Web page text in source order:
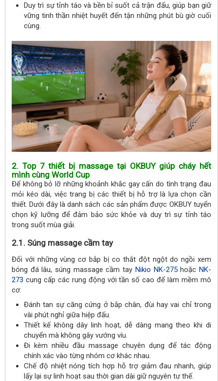
Duy trì sự tỉnh táo và bền bỉ suốt cả trận đấu, giúp bạn giữ
vững tinh thần nhiệt huyết đến tận những phút bù giờ cuối
cùng.
2. Top 7 thiết bị massage tại OKBUY giúp cháy hết
mình cùng World Cup
Để không bỏ lỡ những khoảnh khắc gay cấn do tình trạng đau
mỏi kéo dài, việc trang bị các thiết bị hỗ trợ là lựa chọn cần
thiết. Dưới đây là danh sách các sản phẩm được OKBUY tuyển
chọn kỹ lưỡng để đảm bảo sức khỏe và duy trì sự tỉnh táo
trong suốt mùa giải.
2.1. Súng massage cầm tay
Đối với những vùng cơ bắp bị co thắt đột ngột do ngồi xem
bóng đá lâu, súng massage cầm tay Nikio NK-275hoặcNK-
273 cung cấp các rung động với tần số cao để làm mềm mô
cơ:
Đánh tan sự căng cứng ở bắp chân, đùi hay vai chỉ trong
vài phút nghỉ giữa hiệp đấu.
Thiết kế không dây linh hoạt, dễ dàng mang theo khi di
chuyển mà không gây vướng víu.
Đi kèm nhiều đầu massage chuyên dụng để tác động
chính xác vào từng nhóm cơ khác nhau.
Chế độ nhiệt nóng tích hợp hỗ trợ giảm đau nhanh, giúp
lấy lại sự linh hoạt sau thời gian dài giữ nguyên tư thế.